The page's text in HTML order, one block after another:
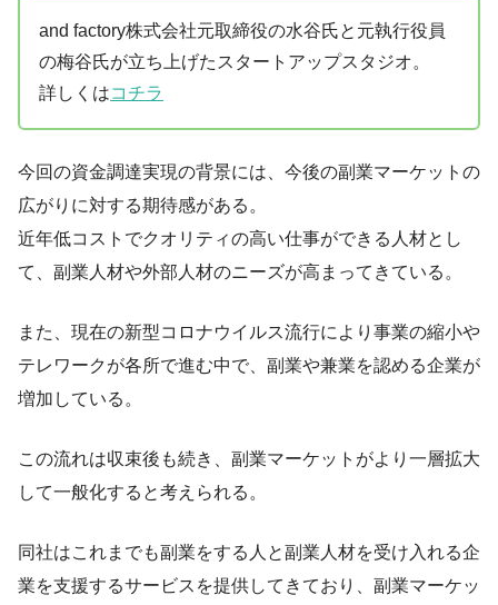
and factory株式会社元取締役の水谷氏と元執行役員
の梅谷氏が立ち上げたスタートアップスタジオ。
詳しくはコチラ
今回の資金調達実現の背景には、今後の副業マーケットの
広がりに対する期待感がある。
近年低コストでクオリティの高い仕事ができる人材とし
て、副業人材や外部人材のニーズが高まってきている。
また、現在の新型コロナウイルス流行により事業の縮小や
テレワークが各所で進む中で、副業や兼業を認める企業が
増加している。
この流れは収束後も続き、副業マーケットがより一層拡大
して一般化すると考えられる。
同社はこれまでも副業をする人と副業人材を受け入れる企
業を支援するサービスを提供してきており、副業マーケッ